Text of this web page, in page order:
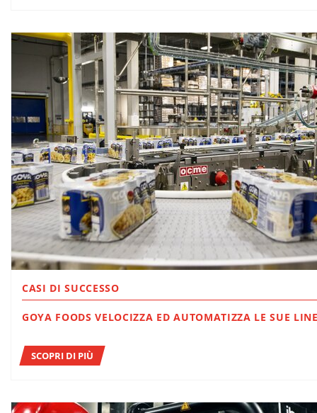
CASI DI SUCCESSO
GOYA FOODS VELOCIZZA ED AUTOMATIZZA LE SUE
SCOPRI DI PIÙ